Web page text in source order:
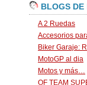
BLOGS DE
A 2 Ruedas
Accesorios
Biker Garaje:
MotoGP al dia
Motos y más…
OF TEAM